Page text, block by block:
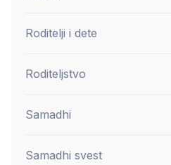
Roditelji i dete
Roditeljstvo
Samadhi
Samadhi svest